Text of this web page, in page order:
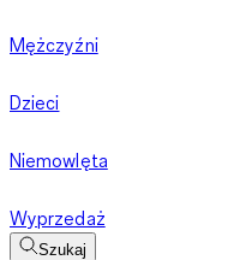
Mężczyźni
Dzieci
Niemowlęta
Wyprzedaż
Szukaj